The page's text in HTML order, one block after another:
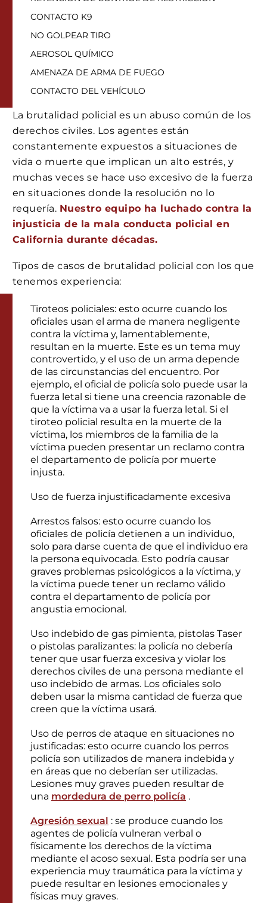
CONTACTO K9
NO GOLPEAR TIRO
AEROSOL QUÍMICO
AMENAZA DE ARMA DE FUEGO
CONTACTO DEL VEHÍCULO
La brutalidad policial es un abuso común de los
derechos civiles. Los agentes están
constantemente expuestos a situaciones de
vida o muerte que implican un alto estrés, y
muchas veces se hace uso excesivo de la fuerza
en situaciones donde la resolución no lo
requería. Nuestro equipo ha luchado contra la
injusticia de la mala conducta policial en
California durante décadas.
Tipos de casos de brutalidad policial con los que
tenemos experiencia:
Tiroteos policiales: esto ocurre cuando los
oficiales usan el arma de manera negligente
contra la víctima y, lamentablemente,
resultan en la muerte. Este es un tema muy
controvertido, y el uso de un arma depende
de las circunstancias del encuentro. Por
ejemplo, el oficial de policía solo puede usar la
fuerza letal si tiene una creencia razonable de
que la víctima va a usar la fuerza letal. Si el
tiroteo policial resulta en la muerte de la
víctima, los miembros de la familia de la
víctima pueden presentar un reclamo contra
el departamento de policía por muerte
injusta.
Uso de fuerza injustificadamente excesiva
Arrestos falsos: esto ocurre cuando los
oficiales de policía detienen a un individuo,
solo para darse cuenta de que el individuo era
la persona equivocada. Esto podría causar
graves problemas psicológicos a la víctima, y
la víctima puede tener un reclamo válido
contra el departamento de policía por
angustia emocional.
Uso indebido de gas pimienta, pistolas Taser
o pistolas paralizantes: la policía no debería
tener que usar fuerza excesiva y violar los
derechos civiles de una persona mediante el
uso indebido de armas. Los oficiales solo
deben usar la misma cantidad de fuerza que
creen que la víctima usará.
Uso de perros de ataque en situaciones no
justificadas: esto ocurre cuando los perros
policía son utilizados de manera indebida y
en áreas que no deberían ser utilizadas.
Lesiones muy graves pueden resultar de
una mordedura de perro policía .
Agresión sexual : se produce cuando los
agentes de policía vulneran verbal o
físicamente los derechos de la víctima
mediante el acoso sexual. Esta podría ser una
experiencia muy traumática para la víctima y
puede resultar en lesiones emocionales y
físicas muy graves.